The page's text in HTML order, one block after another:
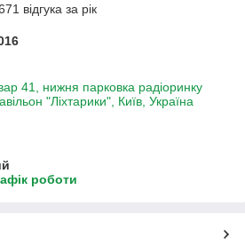
відгука за рік
41, нижня парковка радіоринку
"Ліхтарики", Київ, Україна
роботи